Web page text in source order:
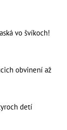
vo švíkoch!
obvinení až
detí